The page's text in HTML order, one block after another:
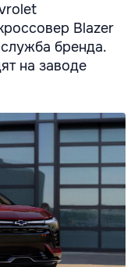
Blazer
бренда.
на заводе